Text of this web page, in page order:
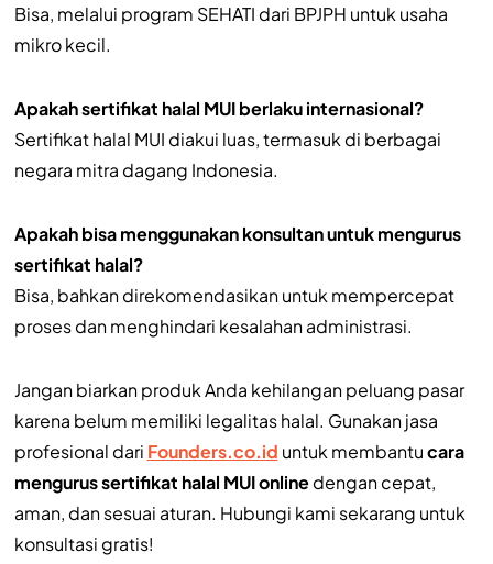
Bisa, melalui program SEHATI dari BPJPH untuk usaha
mikro kecil.
Apakah sertifikat halal MUI berlaku internasional?
Sertifikat halal MUI diakui luas, termasuk di berbagai
negara mitra dagang Indonesia.
Apakah bisa menggunakan konsultan untuk mengurus
sertifikat halal?
Bisa, bahkan direkomendasikan untuk mempercepat
proses dan menghindari kesalahan administrasi.
Jangan biarkan produk Anda kehilangan peluang pasar
karena belum memiliki legalitas halal. Gunakan jasa
profesional dari Founders.co.id untuk membantucara
mengurus sertifikat halal MUI onlinedengan cepat,
aman, dan sesuai aturan. Hubungi kami sekarang untuk
konsultasi gratis!